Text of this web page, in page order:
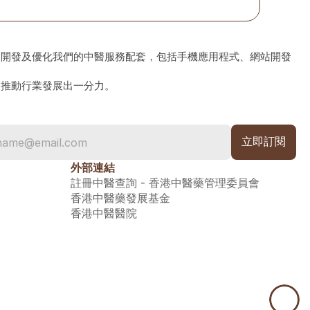
發及優化我們的中醫服務配套，包括手機應用程式、網站開發
動行業發展出一分力。
外部連結
註冊中醫查詢 - 香港中醫藥管理委員會
香港中醫藥發展基金
香港中醫醫院